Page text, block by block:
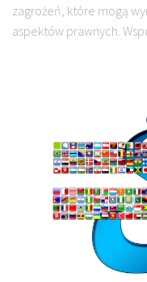
zagrożeń, które mogą
aspektów prawnych.